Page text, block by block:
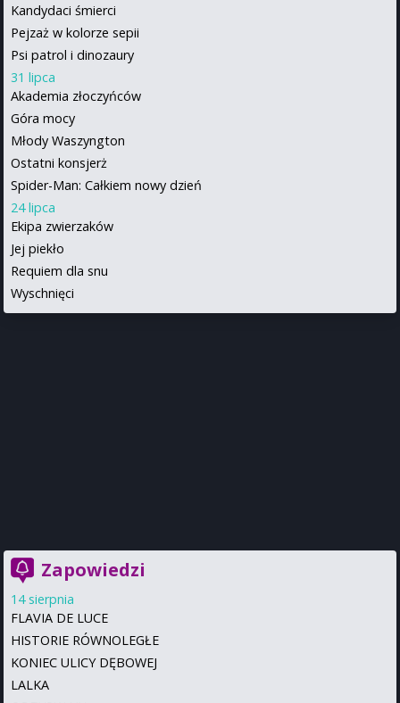
Kandydaci śmierci
Pejzaż w kolorze sepii
Psi patrol i dinozaury
31 lipca
Akademia złoczyńców
Góra mocy
Młody Waszyngton
Ostatni konsjerż
Spider-Man: Całkiem nowy dzień
24 lipca
Ekipa zwierzaków
Jej piekło
Requiem dla snu
Wyschnięci
Zapowiedzi
14 sierpnia
FLAVIA DE LUCE
HISTORIE RÓWNOLEGŁE
KONIEC ULICY DĘBOWEJ
LALKA